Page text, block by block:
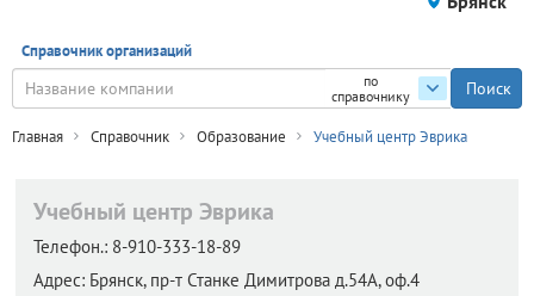
Справочник организаций
по
справочнику
Главная Справочник Образование Учебный центр Эврика
Учебный центр Эврика
Телефон.: 8-910-333-18-89
Адрес: Брянск, пр-т Станке Димитрова д.54А, оф.4